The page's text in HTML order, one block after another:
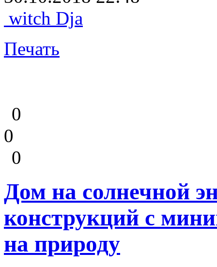
witch Dja
Печать
0
0
0
Дом на солнечной
конструкций с
на природу